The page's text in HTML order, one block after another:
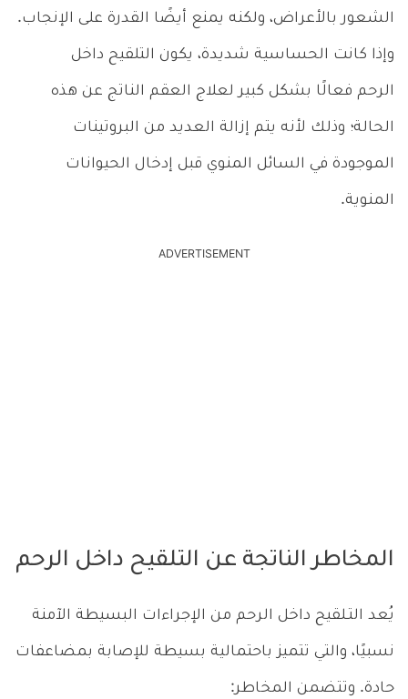
الشعور بالأعراض، ولكنه يمنع أيضًا القدرة على الإنجاب.
وإذا كانت الحساسية شديدة، يكون التلقيح داخل
الرحم فعالًا بشكل كبير لعلاج العقم الناتج عن هذه
الحالة؛ وذلك لأنه يتم إزالة العديد من البروتينات
الموجودة في السائل المنوي قبل إدخال الحيوانات
المنوية.
ADVERTISEMENT
المخاطر الناتجة عن التلقيح داخل الرحم
يُعد التـلقيح داخل الرحم من الإجراءات البسيطة الآمنة
نسبيًا، والتي تتميز باحتمالية بسيطة للإصابة بمضاعفات
حادة. وتتضمن المخاطر: